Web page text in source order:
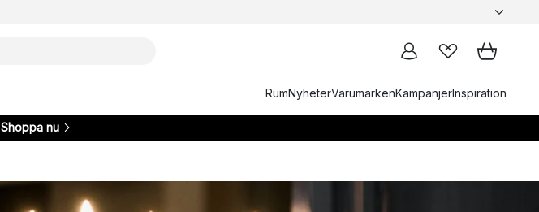
RumNyheterVarumärkenKampanjerInspiration
Shoppa nu